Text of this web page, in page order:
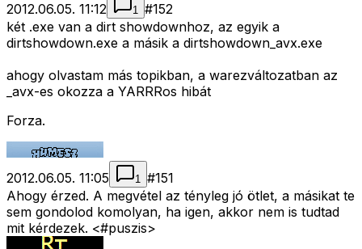
2012.06.05. 11:12 1 #152
két .exe van a dirt showdownhoz, az egyik a
dirtshowdown.exe a másik a dirtshowdown_avx.exe
ahogy olvastam más topikban, a warezváltozatban az
_avx-es okozza a YARRRos hibát
Forza.
2012.06.05. 11:05 1 #151
Ahogy érzed. A megvétel az tényleg jó ötlet, a másikat te
sem gondolod komolyan, ha igen, akkor nem is tudtad
mit kérdezek. <#puszis>